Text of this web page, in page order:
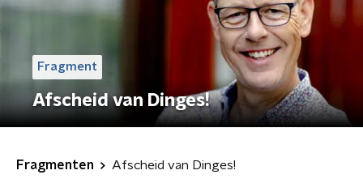
Fragment
Afscheid van Dinges!
Fragmenten Afscheid van Dinges!